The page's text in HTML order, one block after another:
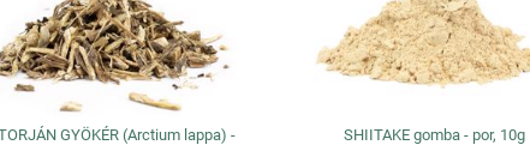
GYÖKÉR (Arctium lappa) -
SHIITAKE gomba - por, 10g